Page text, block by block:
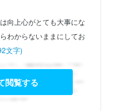
向上心がとても大事にな
わからないままにしてお
文字)
閲覧する